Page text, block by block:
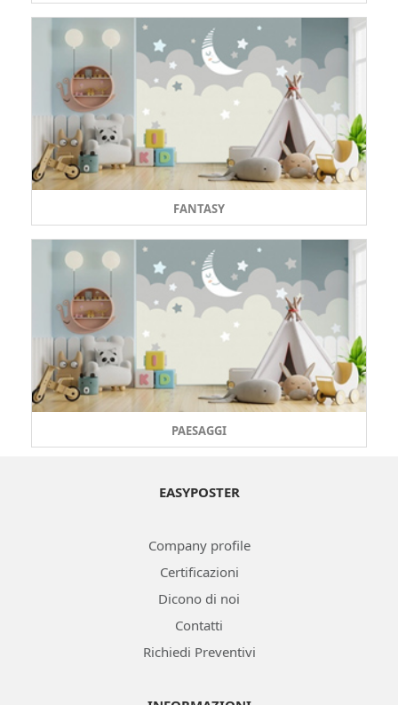
FANTASY
PAESAGGI
EASYPOSTER
Company profile
Certificazioni
Dicono di noi
Contatti
Richiedi Preventivi